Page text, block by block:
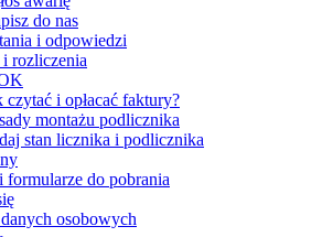
do nas
i odpowiedzi
i rozliczenia
czytać i opłacać faktury?
montażu podlicznika
stan licznika i podlicznika
formularze do pobrania
osobowych